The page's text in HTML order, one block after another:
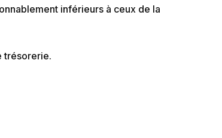
inférieurs à ceux de la
trésorerie.